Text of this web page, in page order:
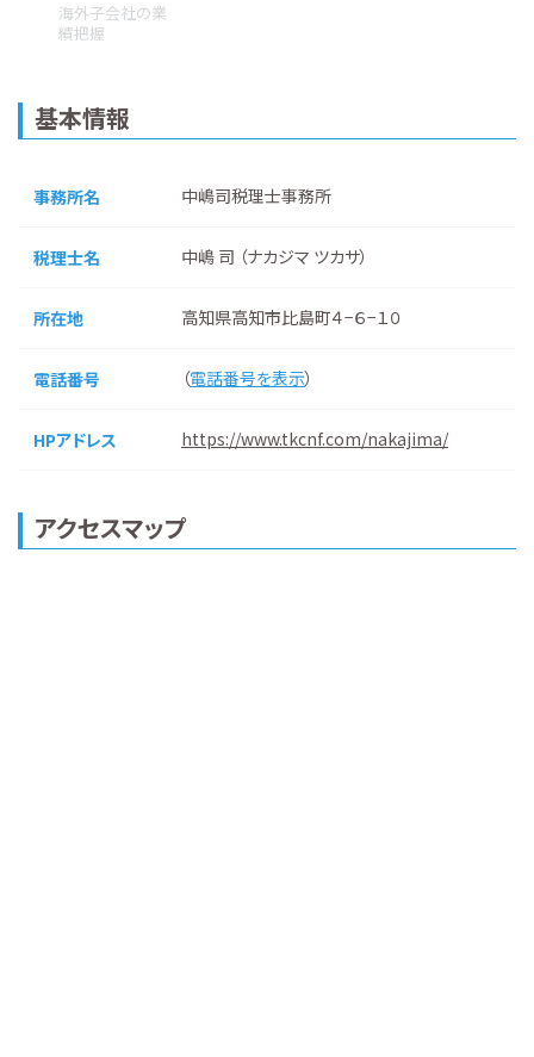
海外子会社の業
績把握
基本情報
事務所名 中嶋司税理士事務所
税理士名 中嶋 司 （ナカジマ ツカサ）
所在地 高知県高知市比島町４−６−１０
電話番号 （電話番号を表示）
HPアドレス https://www.tkcnf.com/nakajima/
アクセスマップ